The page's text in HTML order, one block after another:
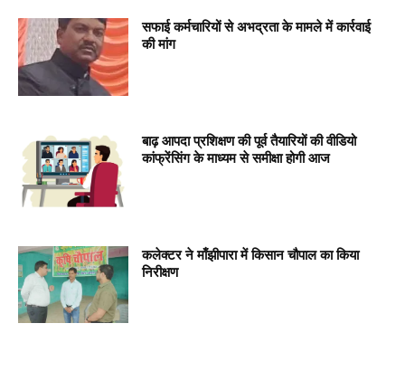
सफाई कर्मचारियों से अभद्रता के मामले में कार्रवाई
की मांग
बाढ़ आपदा प्रशिक्षण की पूर्व तैयारियों की वीडियो
कांफ्रेंसिंग के माध्यम से समीक्षा होगी आज
कलेक्टर ने माँझीपारा में किसान चौपाल का किया
निरीक्षण